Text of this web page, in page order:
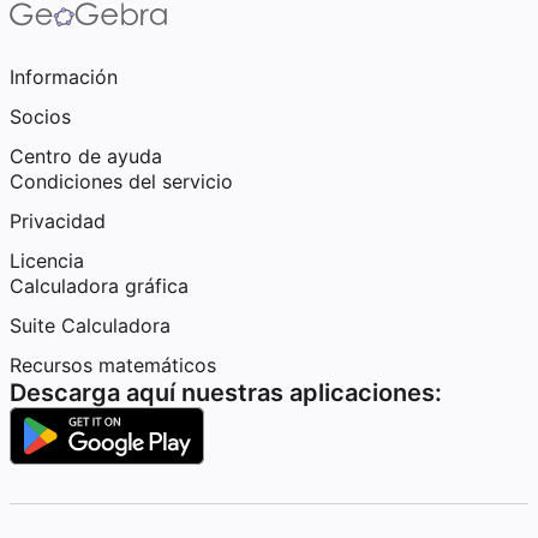
Información
Socios
Centro de ayuda
Condiciones del servicio
Privacidad
Licencia
Calculadora gráfica
Suite Calculadora
Recursos matemáticos
Descarga aquí nuestras aplicaciones: